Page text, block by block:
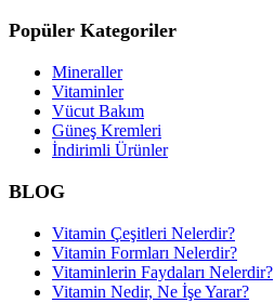
Popüler Kategoriler
Mineraller
Vitaminler
Vücut Bakım
Güneş Kremleri
İndirimli Ürünler
BLOG
Vitamin Çeşitleri Nelerdir?
Vitamin Formları Nelerdir?
Vitaminlerin Faydaları Nelerdir?
Vitamin Nedir, Ne İşe Yarar?